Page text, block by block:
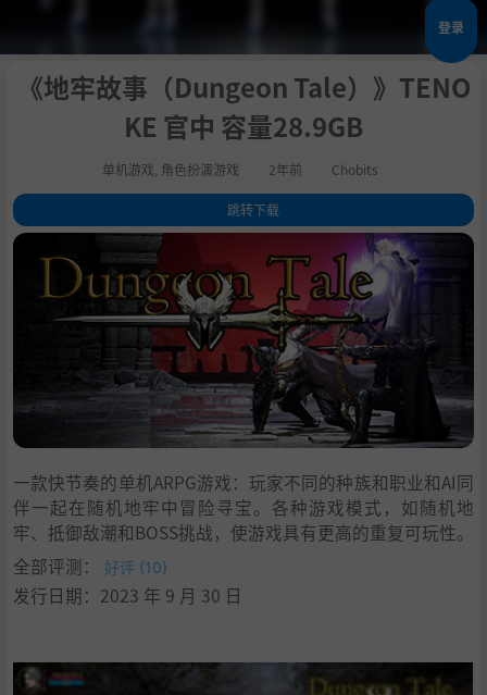
登录
《地牢故事（Dungeon Tale）》TENO
KE 官中 容量28.9GB
单机游戏 角色扮演游戏 2年前 Chobits
跳转下载
1.关于这款游戏
游戏模式：
种族：
职业：
未来更新计划：
系统需求
7 .支持作者
一款快节奏的单机ARPG游戏：玩家不同的种族和职业和AI同
伴一起在随机地牢中冒险寻宝。各种游戏模式，如随机地
牢、抵御敌潮和BOSS挑战，使游戏具有更高的重复可玩性。
全部评测：
好评 (10)
发行日期：2023 年 9 月 30 日